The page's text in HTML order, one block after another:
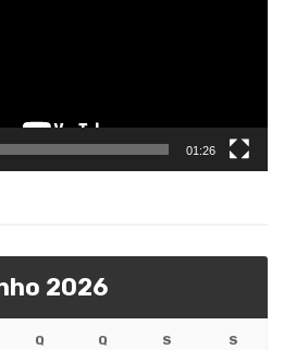
01:26
2026
Q Q S S